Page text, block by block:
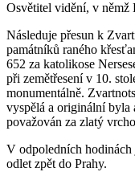
Osvětitel vidění, v němž
Následuje přesun k
památníků raného
652 za katolikose
při zemětřesení v 10.
monumentálně.
vyspělá a originální byla
považován za zlatý
V odpoledních hodinách
odlet zpět do Prahy.